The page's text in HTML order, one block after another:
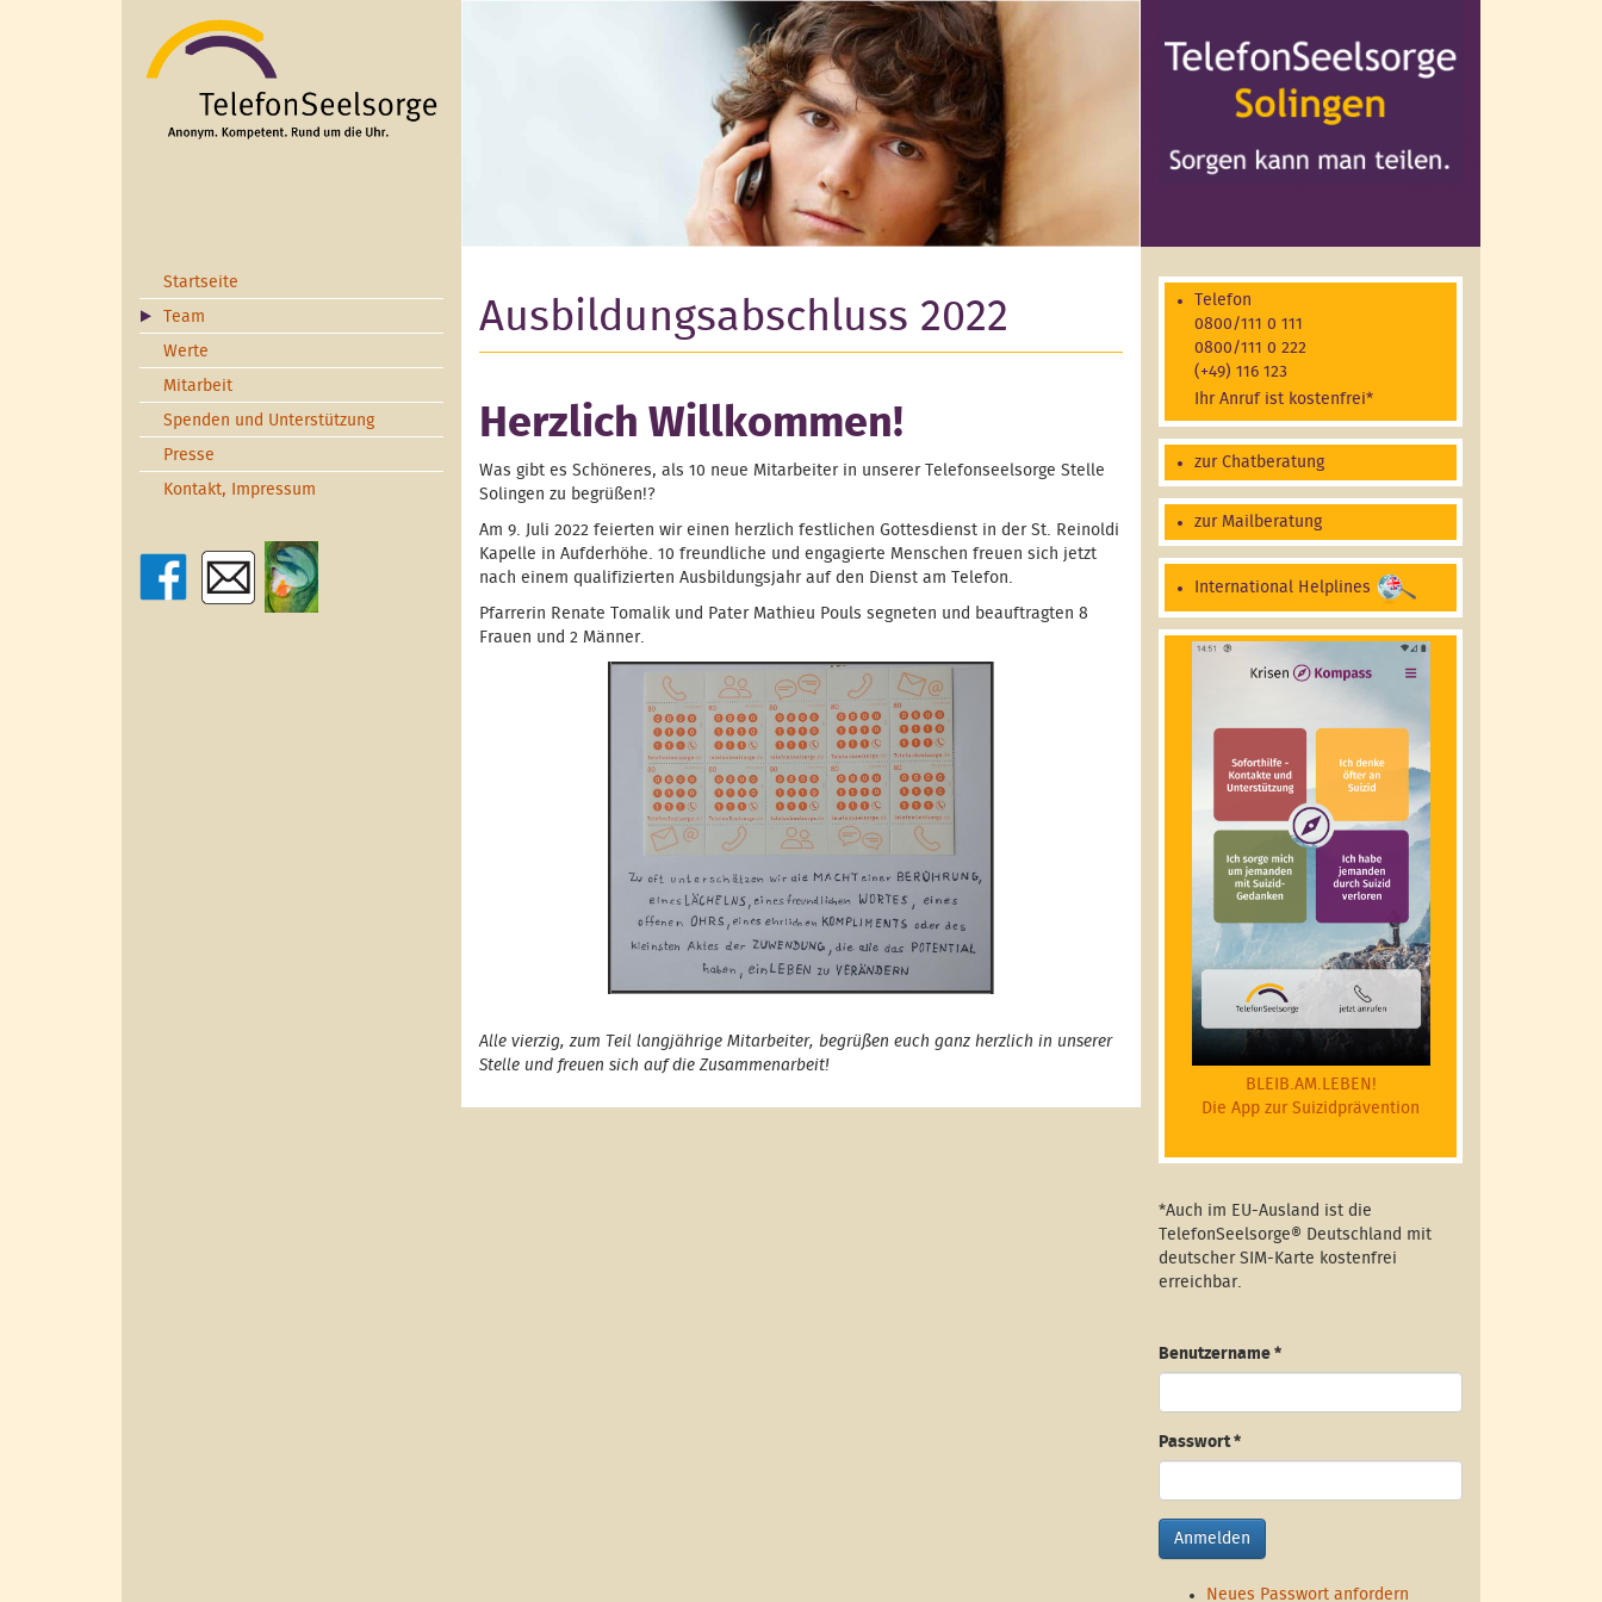
Startseite
Team
Werte
Mitarbeit
Spenden und Unterstützung
Presse
Kontakt, Impressum
Ausbildungsabschluss 2022
Herzlich Willkommen!
Was gibt es Schöneres, als 10 neue Mitarbeiter in unserer Telefonseelsorge Stelle
Solingen zu begrüßen!?
Am 9. Juli 2022 feierten wir einen herzlich festlichen Gottesdienst in der St. Reinoldi
Kapelle in Aufderhöhe. 10 freundliche und engagierte Menschen freuen sich jetzt
nach einem qualifizierten Ausbildungsjahr auf den Dienst am Telefon.
Pfarrerin Renate Tomalik und Pater Mathieu Pouls segneten und beauftragten 8
Frauen und 2 Männer.
Alle vierzig, zum Teil langjährige Mitarbeiter, begrüßen euch ganz herzlich in unserer
Stelle und freuen sich auf die Zusammenarbeit!
Telefon
0800/111 0 111
0800/111 0 222
(+49) 116 123
Ihr Anruf ist kostenfrei*
zur Chatberatung
zur Mailberatung
International Helplines
BLEIB.AM.LEBEN!
Die App zur Suizidprävention
*Auch im EU-Ausland ist die
TelefonSeelsorge® Deutschland mit
deutscher SIM-Karte kostenfrei
erreichbar.
Benutzername *
Passwort*
Anmelden
Neues Passwort anfordern